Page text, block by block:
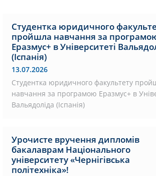
Студентка юридичного
пройшла навчання за
Еразмус+ в Університеті
(Іспанія)
13.07.2026
Студентка юридичного факультету
навчання за програмою Еразмус+ в
Вальядоліда (Іспанія)
Урочисте вручення дипломів
бакалаврам Національного
університету «Чернігівська
політехніка»!